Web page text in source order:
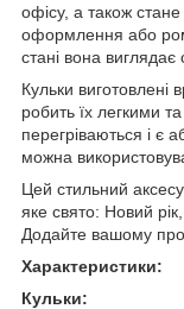
офісу, а також
оформлення або
стані вона виглядає
Кульки виготовлені
робить їх легкими
перегріваються і є
можна
Цей стильний
яке свято: Новий
Додайте вашому
Характеристики:
Кульки: